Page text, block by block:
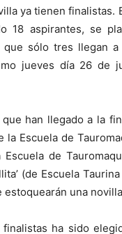
ya tienen finalistas.
18 aspirantes, se
que sólo tres llegan
jueves día 26 de
han llegado a la
la Escuela de
Escuela de
(de Escuela
estoquearán una
ha sido